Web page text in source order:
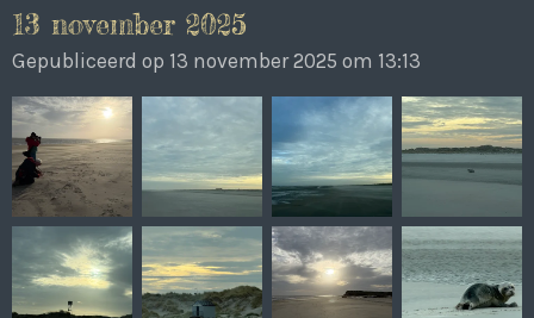
13 november 2025
Gepubliceerd op 13 november 2025 om 13:13